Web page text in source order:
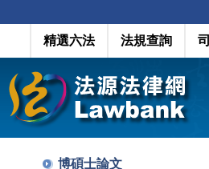
精選六法 法規查詢
博碩士論文